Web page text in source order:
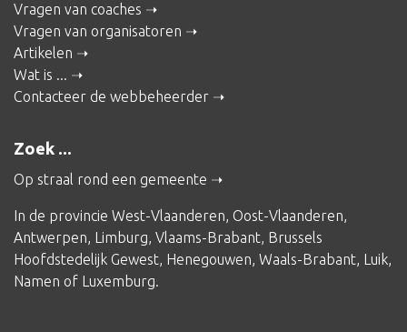
Vragen van coaches
Vragen van organisatoren
Artikelen
Wat is ...
Contacteer de webbeheerder
Zoek ...
Op straal rond een gemeente
In de provincie West-Vlaanderen, Oost-Vlaanderen,
Antwerpen, Limburg, Vlaams-Brabant, Brussels
Hoofdstedelijk Gewest, Henegouwen, Waals-Brabant, Luik,
Namen of Luxemburg.